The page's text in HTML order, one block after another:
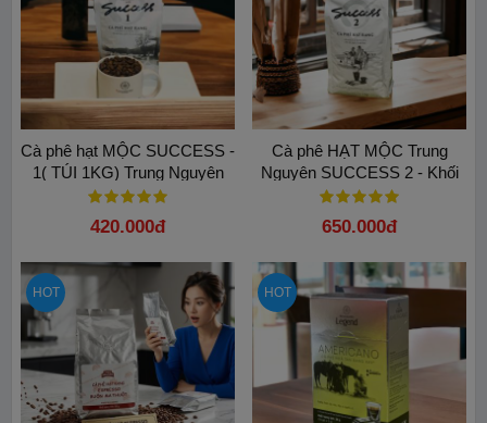
Cà phê hạt MỘC SUCCESS -
1( TÚI 1KG) Trung Nguyên
Legend
420.000đ
Cà phê HẠT MỘC Trung
Nguyên SUCCESS 2 - Khối
lượng 1Kg/ TÚI
650.000đ
HOT HOT